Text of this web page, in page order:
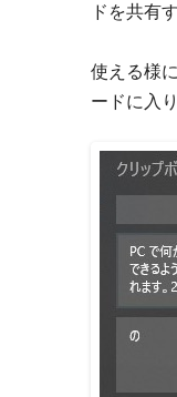
ドを共有
使える様
ードに入